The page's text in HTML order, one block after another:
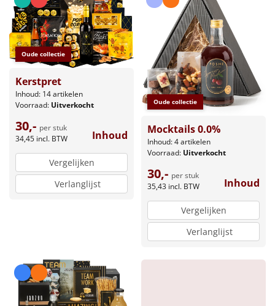
Oude collectie
Kerstpret
Inhoud: 14 artikelen
Voorraad: Uitverkocht
30,- per stuk
34,45 incl. BTW Inhoud
Vergelijken
Verlanglijst
Oude collectie
Mocktails 0.0%
Inhoud: 4 artikelen
Voorraad: Uitverkocht
30,- per stuk
35,43 incl. BTW Inhoud
Vergelijken
Verlanglijst